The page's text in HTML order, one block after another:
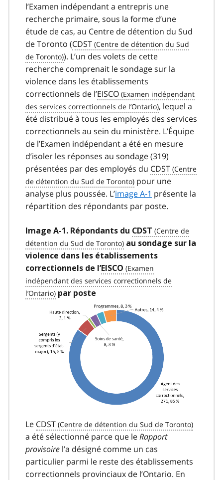
l’Examen indépendant a entrepris une
recherche primaire, sous la forme d’une
étude de cas, au Centre de détention du Sud
de Toronto (CDST
). L’un des volets de cette
recherche comprenait le sondage sur la
violence dans les établissements
correctionnels de l’EISCO
, lequel a
été distribué à tous les employés des services
correctionnels au sein du ministère. L’Équipe
de l’Examen indépendant a été en mesure
d’isoler les réponses au sondage (319)
présentées par des employés du CDST
pour une
analyse plus poussée. L’image A-1 présente la
répartition des répondants par poste.
Image A-1. Répondants du CDST
au sondage sur la
violence dans les établissements
correctionnels de l’EISCO
par poste
Le CDST
a été sélectionné parce que leRapport
provisoire l’a désigné comme un cas
particulier parmi le reste des établissements
correctionnels provinciaux de l’Ontario. En